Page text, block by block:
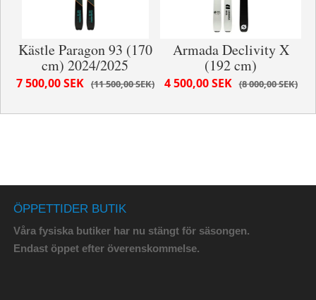
Kästle Paragon 93 (170
cm) 2024/2025
11 500,00 SEK
7 500,00 SEK
Armada Declivity X
(192 cm)
8 000,00 SEK
4 500,00 SEK
ÖPPETTIDER BUTIK
Våra fysiska butiker har nu stängt för säsongen.
Endast öppet efter överenskommelse.